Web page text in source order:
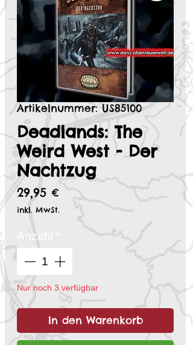
Artikelnummer: US85100
Deadlands: The
Weird West - Der
Nachtzug
29,95 € Preis
inkl. MwSt.
Anzahl
Nur noch 3 verfügbar
In den Warenkorb